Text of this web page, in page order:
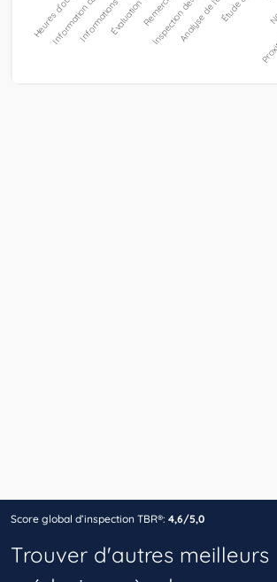
Score global d’inspection TBR®: 4,6/5,0
Trouver d'autres meilleurs